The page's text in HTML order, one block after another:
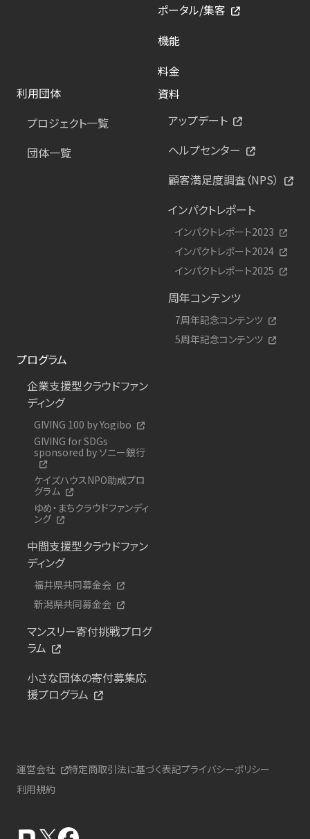
ポータル/集客
機能
料金
利用団体
プロジェクト一覧
団体一覧
資料
アップデート
ヘルプセンター
顧客満足度調査（NPS）
インパクトレポート
インパクトレポート2023
インパクトレポート2024
インパクトレポート2025
周年コンテンツ
7周年記念コンテンツ
5周年記念コンテンツ
プログラム
企業支援型クラウドファン
ディング
GIVING 100 by Yogibo
GIVING for SDGs
sponsored by ソニー銀行
ケイズハウスNPO助成プロ
グラム
ゆめ・まちクラウドファンディ
ング
中間支援型クラウドファン
ディング
福井県共同募金会
新潟県共同募金会
マンスリー寄付挑戦プログ
ラム
小さな団体の寄付募集応
援プログラム
運営会社 特定商取引法に基づく表記プライバシーポリシー
利用規約